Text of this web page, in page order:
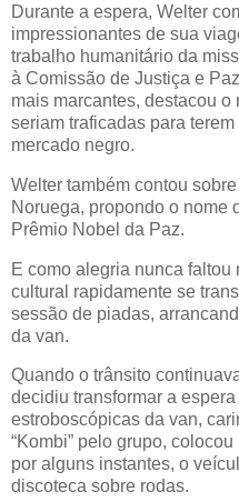
Durante a espera, Welter
impressionantes de sua
trabalho humanitário da
à Comissão de Justiça e
mais marcantes, destacou
seriam traficadas para
mercado negro.
Welter também contou
Noruega, propondo o nome
Prêmio Nobel da Paz.
E como alegria nunca
cultural rapidamente se
sessão de piadas,
da van.
Quando o trânsito
decidiu transformar a
estroboscópicas da van,
“Kombi” pelo grupo,
por alguns instantes, o
discoteca sobre rodas.